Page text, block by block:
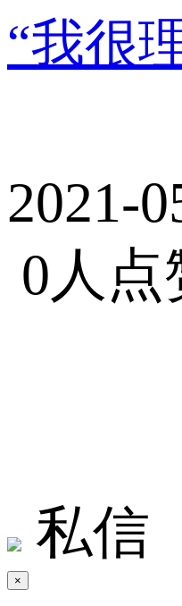
“我很
2021-
0人点
私信
×